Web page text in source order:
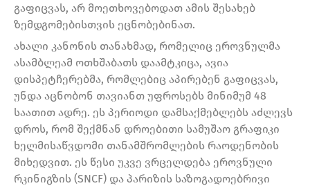
გაფიცვას, არ მოეთხოვებოდათ ამის შესახებ
ზემდგომებისთვის ეცნობებინათ.
ახალი კანონის თანახმად, რომელიც ეროვნულმა
ასამბლეამ ოთხშაბათს დაამტკიცა, ავია
დისპეტჩერებმა, რომლებიც აპირებენ გაფიცვას,
უნდა აცნობონ თავიანთ უფროსებს მინიმუმ 48
საათით ადრე. ეს პერიოდი დამსაქმებლებს აძლევს
დროს, რომ შექმნან დროებითი სამუშაო გრაფიკი
ხელმისაწვდომი თანამშრომლების რაოდენობის
მიხედვით. ეს წესი უკვე ვრცელდება ეროვნული
რკინიგზის (SNCF) და პარიზის საზოგადოებრივი